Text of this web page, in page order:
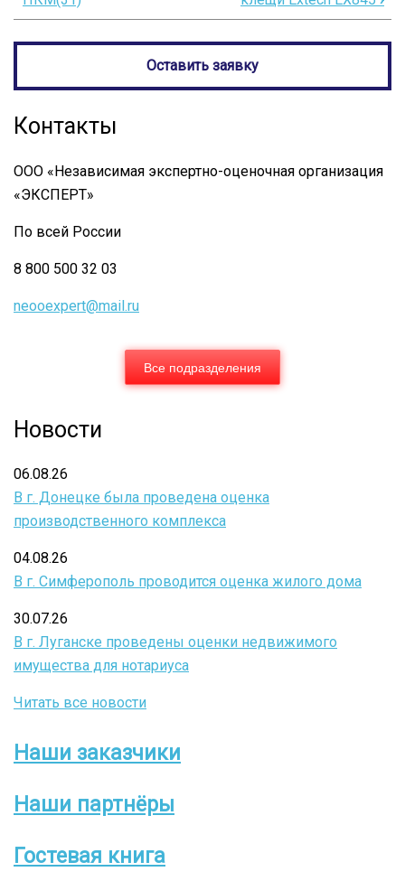
ссылки
книги
плотности
тепловых
потоков
ИТП-
X
"Поток"
Оставить заявку
Контакты
ООО «Независимая экспертно-оценочная организация
«ЭКСПЕРТ»
По всей России
8 800 500 32 03
neooexpert@mail.ru
Все подразделения
Новости
06.08.26
В г. Донецке была проведена оценка
производственного комплекса
04.08.26
В г. Симферополь проводится оценка жилого дома
30.07.26
В г. Луганске проведены оценки недвижимого
имущества для нотариуса
Читать все новости
Боковое
меню
Наши заказчики
Наши партнёры
Гостевая книга